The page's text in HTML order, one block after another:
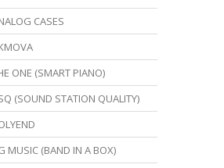
CASES
ONE (SMART PIANO)
(SOUND STATION QUALITY)
MUSIC (BAND IN A BOX)